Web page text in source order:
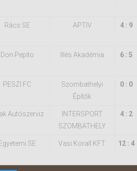
Rács SE APTIV 4 : 9
Don Pepito Illés Akadémia 6 : 5
PESZI FC
Szombathelyi
Építők
0 : 0
Autószerviz
INTERSPORT
SZOMBATHELY
4 : 2
Egyetemi SE Vasi Korall KFT. 12 : 4